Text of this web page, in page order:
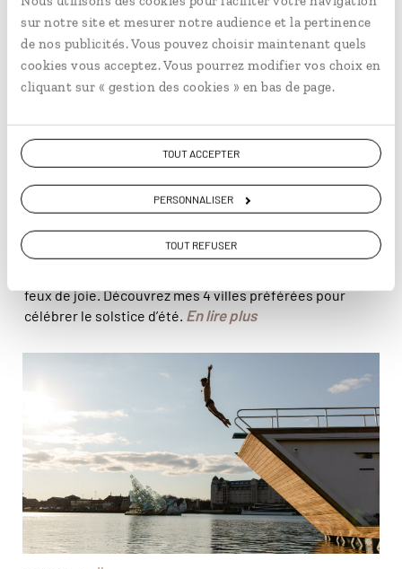
sur notre site et mesurer notre audience et la pertinence
de nos publicités. Vous pouvez choisir maintenant quels
cookies vous acceptez. Vous pourrez modifier vos choix en
cliquant sur « gestion des cookies » en bas de page.
TOUT ACCEPTER
PERSONNALISER
TOUT REFUSER
Où célébrer le solstice d'été en
Norvège ?
L’arrivée de l’été en Norvège est fêtée à travers tout le
pays lors d'une fête appelée Midsommar ou
Sankthansaften. La célébration a lieu chaque année
feux de joie. Découvrez mes 4 villes préférées pour
célébrer le solstice d’été. En lire plus
© Becky Zeller/ slo Badstuforening